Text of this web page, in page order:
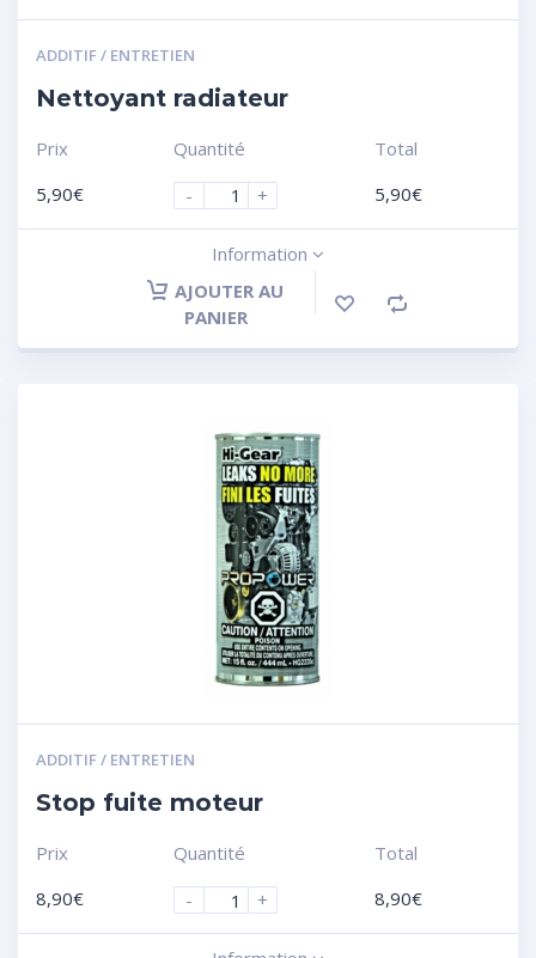
ADDITIF / ENTRETIEN
Nettoyant radiateur
Prix
5,90€
Quantité
-
+
Total
5,90€
Information
AJOUTER AU
PANIER
ADDITIF / ENTRETIEN
Stop fuite moteur
Prix
8,90€
Quantité
-
+
Total
8,90€